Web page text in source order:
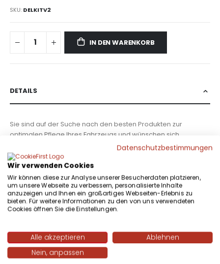
SKU DELKITV2
IN DEN WARENKORB
DETAILS
Sie sind auf der Suche nach den besten Produkten zur
optimalen Pflege Ihres Fahrzeugs und wünschen sich
gleichzeitig eine hochwertige Tasche zum Aufbewahren und
Mitnehmen? Das Deluxe Car Care Kit von Meguiar‘s hat es!
Waschen Sie das Auto mit Ultimate Wash & Wax Shampoo, um
bereits während des Waschens die Wachsschicht zu pflegen.
Verwenden Sie Hybrid Ceramic Spray Wax für ein schnelles
Wachsen und verstärken Sie den bereits vorhandene
Lackschutz. Reinigen Sie Räder und Reifen mit dem Ultimate All
High Gloss auf. Das Gel lässt sich einfach und schnell mit dem
Tire Applicator Pad auftragen. Zu guter Letzt empfehlen wir
Perfect Clarity Glasreiniger, der die Fenster streifenfrei reinigt.
Datenschutzbestimmungen
Wir verwenden Cookies
Wir können diese zur Analyse unserer Besucherdaten platzieren,
um unsere Webseite zu verbessern, personalisierte Inhalte
anzuzeigen und Ihnen ein großartiges Webseiten-Erlebnis zu
bieten. Für weitere Informationen zu den von uns verwendeten
Cookies öffnen Sie die Einstellungen.
Alle akzeptieren
Ablehnen
Nein, anpassen